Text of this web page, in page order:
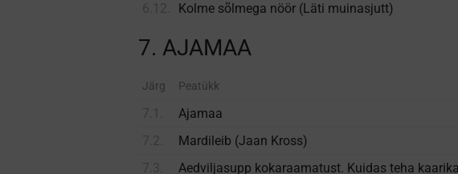
Kolme sõlmega nöör (Läti muinasjutt)
7. AJAMAA
Järg Peatükk
Ajamaa
Mardileib (Jaan Kross)
Aedviljasupp kokaraamatust. Kuidas teha